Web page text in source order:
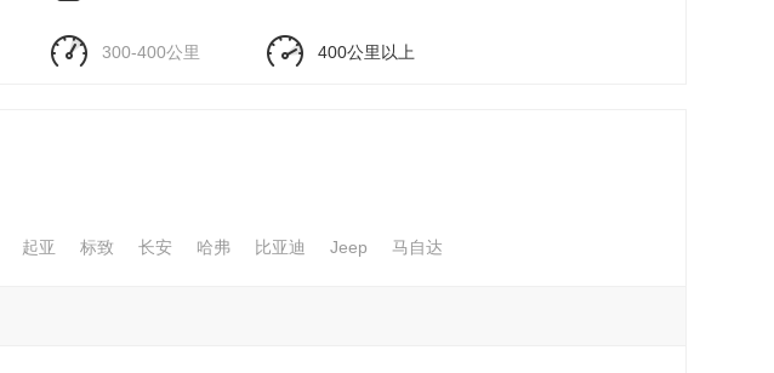
300-400公里 400公里以上
起亚 标致 长安 哈弗 比亚迪 Jeep 马自达